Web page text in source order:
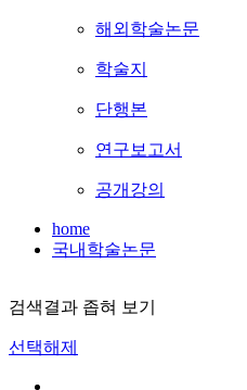
해외학술논문
학술지
단행본
연구보고서
공개강의
home
국내학술논문
검색결과 좁혀 보기
선택해제